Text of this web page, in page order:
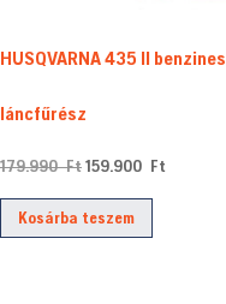
HUSQVARNA 435 II benzines
láncfűrész
179.990FtOriginal
price
was:
159.900 Ft
Kosárba teszem